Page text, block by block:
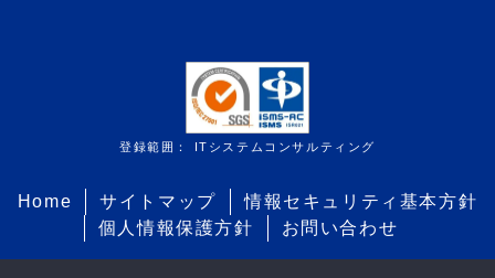
登録範囲： ITシステムコンサルティング
Home サイトマップ
情報セキュリティ基本方針
個人情報保護方針
お問い合わせ